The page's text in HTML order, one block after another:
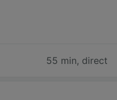
55 min, direct